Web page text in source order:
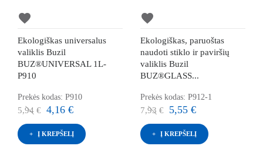
favorite
Ekologiškas universalus
valiklis Buzil
BUZ®UNIVERSAL 1L-
P910
Prekės kodas: P910
5,94 € 4,16 €
Į KREPŠELĮ
favorite
Ekologiškas, paruoštas
naudoti stiklo ir paviršių
valiklis Buzil
BUZ®GLASS...
Prekės kodas: P912-1
7,93 € 5,55 €
Į KREPŠELĮ